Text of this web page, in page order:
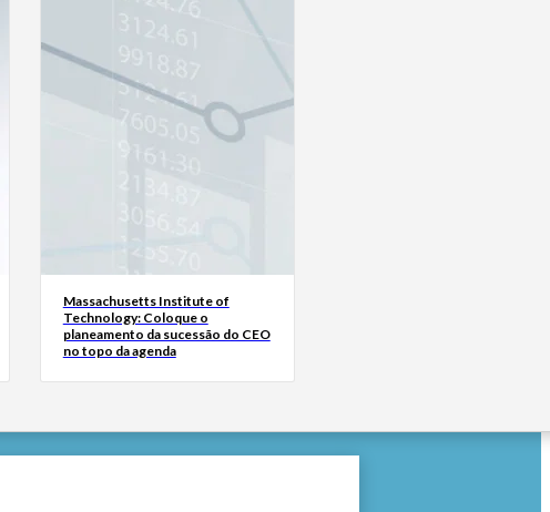
Massachusetts Institute of
Technology: Coloque o
planeamento da sucessão do CEO
no topo da agenda